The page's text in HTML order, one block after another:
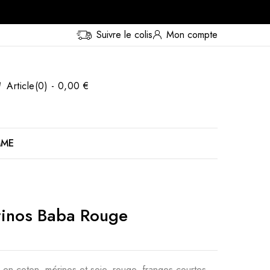
Suivre le colis Mon compte
Article(0) - 0,00 €
Baba Rouge